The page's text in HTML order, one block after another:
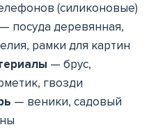
(силиконовые)
— посуда деревянная,
рамки для картин
— брус,
гвозди
— веники, садовый